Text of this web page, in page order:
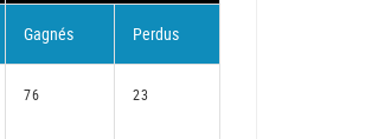
Gagnés Perdus
76 23